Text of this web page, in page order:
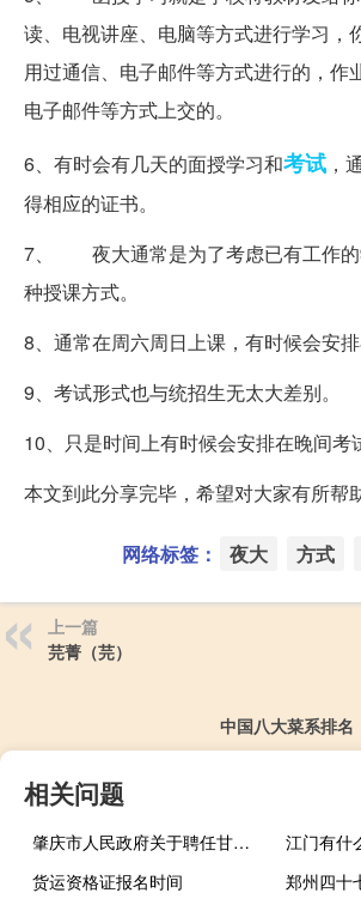
读、电视讲座、电脑等方式进行学习，
用过通信、电子邮件等方式进行的，作
电子邮件等方式上交的。
6、有时会有几天的面授学习和考试 ，
得相应的证书。
7、 夜大通常是为了考虑已有工作的
种授课方式。
8、通常在周六周日上课，有时候会安排
9、考试形式也与统招生无太大差别。
10、只是时间上有时候会安排在晚间考
本文到此分享完毕，希望对大家有所帮助
网络标签： 夜大 方式
上一篇
芫菁（芫）
中国八大菜系排名
相关问题
肇庆市人民政府关于聘任甘永昌等12名同志为第一批市政府督查专员的通知(关于肇庆市人民政府关于聘任甘永昌等12名同志为第一批市政府督查专员的通知简述)
江门有什
货运资格证报名时间